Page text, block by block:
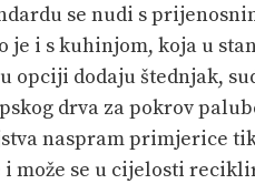
se nudi s
je i s kuhinjom, koja u
opciji dodaju štednjak,
drva za pokrov
naspram primjerice
i može se u cijelosti